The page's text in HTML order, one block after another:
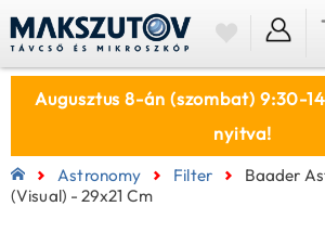
Augusztus 8-án (szombat) 9:30-
nyitva!
Astronomy Filter
Baader
(visual) - 29x21 Cm